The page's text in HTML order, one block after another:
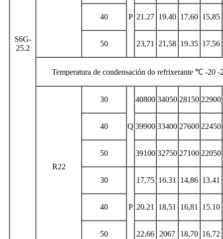
S6G-
25.2
P
40 21.27 19.40 17,60 15,85
50 23,71 21,58 19.35 17.56
Temperatura de condensación do refrixerante ℃ -20
R22
30
Q
40800 34050 28150 22900
40 39900 33400 27600 22450
50 39100 32750 27100 22050
30
P
17,75 16.31 14,86 13.41
40 20.21 18,51 16,81 15.10
50 22,66 2067 18,70 16,72